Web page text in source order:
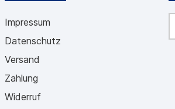
Impressum
Datenschutz
Versand
Zahlung
Widerruf